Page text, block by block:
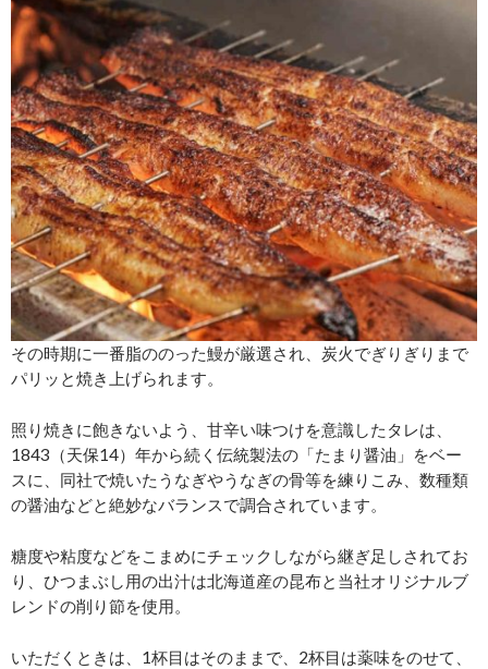
その時期に一番脂ののった鰻が厳選され、炭火でぎりぎりまで
パリッと焼き上げられます。
照り焼きに飽きないよう、甘辛い味つけを意識したタレは、
1843（天保14）年から続く伝統製法の「たまり醤油」をベー
スに、同社で焼いたうなぎやうなぎの骨等を練りこみ、数種類
の醤油などと絶妙なバランスで調合されています。
糖度や粘度などをこまめにチェックしながら継ぎ足しされてお
り、ひつまぶし用の出汁は北海道産の昆布と当社オリジナルブ
レンドの削り節を使用。
いただくときは、1杯目はそのままで、2杯目は薬味をのせて、